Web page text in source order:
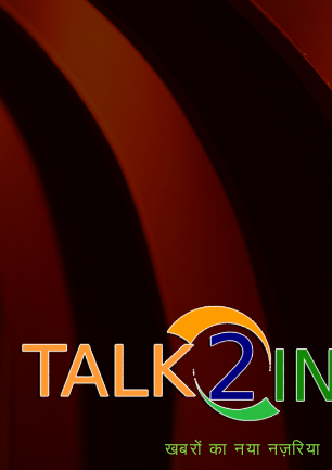
खबरों का नया नज़रिया